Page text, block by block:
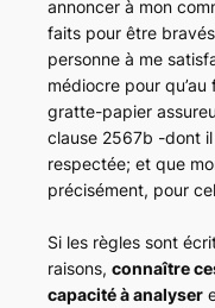
annoncer à mon
faits pour être
personne à me
médiocre pour
gratte-papier
clause 2567b -dont
respectée; et que
précisément, pour
Si les règles sont
raisons, connaître
capacité à analyser